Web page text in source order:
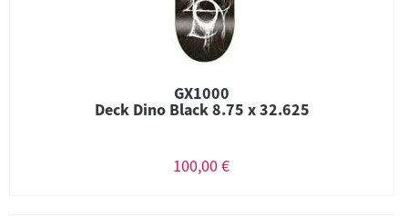
GX1000
Deck Dino Black 8.75 x 32.625
100,00 €